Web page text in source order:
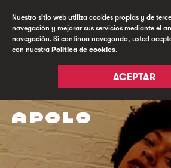
Nuestro sitio web utiliza cookies propias y de
navegación y mejorar sus servicios mediante el
navegación. Si continua navegando, usted
con nuestra Política de cookies.
ACEPTAR